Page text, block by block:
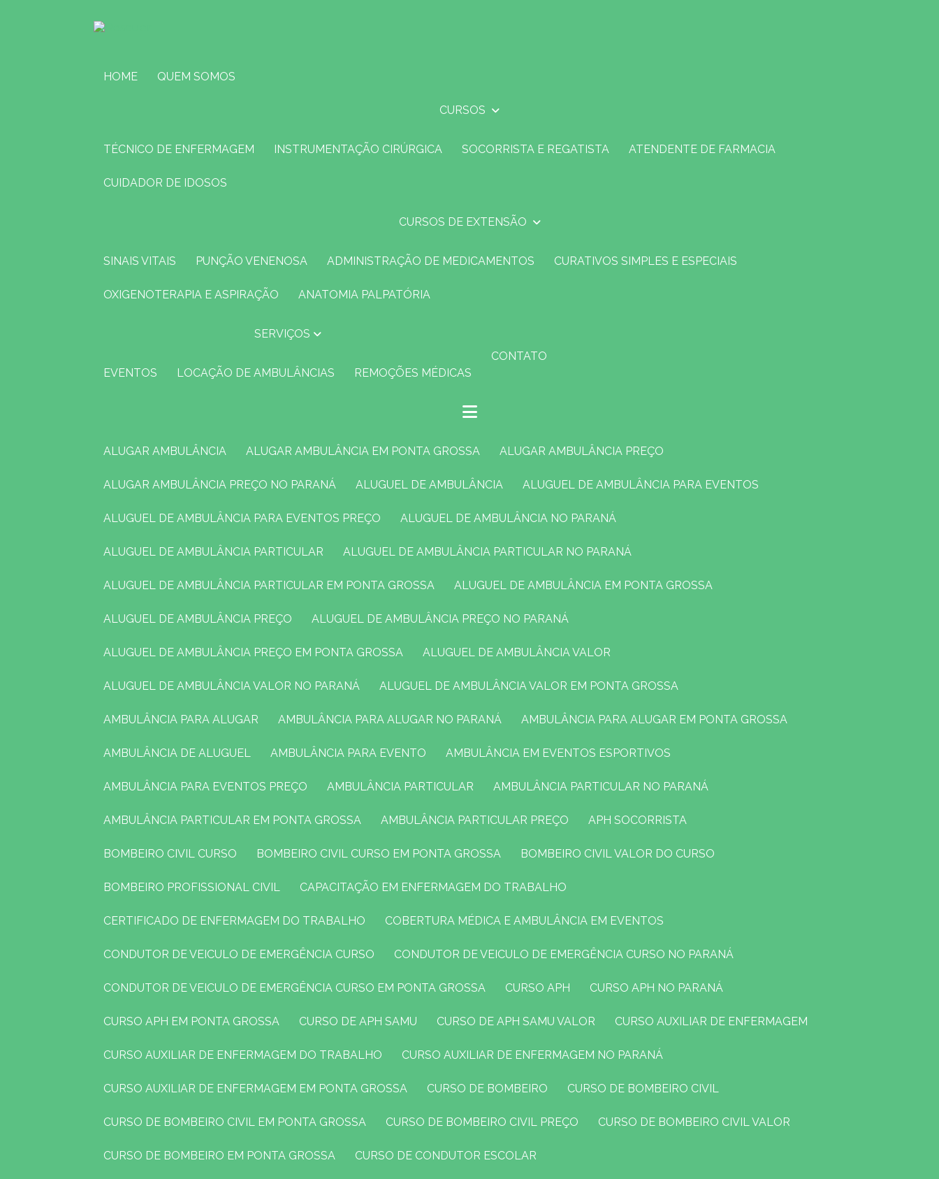
HOME QUEM SOMOS
CURSOS
TÉCNICO DE ENFERMAGEM INSTRUMENTAÇÃO CIRÚRGICA SOCORRISTA E REGATISTA ATENDENTE DE FARMACIA
CUIDADOR DE IDOSOS
CURSOS DE EXTENSÃO
SINAIS VITAIS PUNÇÃO VENENOSA ADMINISTRAÇÃO DE MEDICAMENTOS CURATIVOS SIMPLES E ESPECIAIS
OXIGENOTERAPIA E ASPIRAÇÃO ANATOMIA PALPATÓRIA
SERVIÇOS
EVENTOS LOCAÇÃO DE AMBULÂNCIAS REMOÇÕES MÉDICAS
CONTATO
ALUGAR AMBULÂNCIA ALUGAR AMBULÂNCIA EM PONTA GROSSA ALUGAR AMBULÂNCIA PREÇO
ALUGAR AMBULÂNCIA PREÇO NO PARANÁ ALUGUEL DE AMBULÂNCIA ALUGUEL DE AMBULÂNCIA PARA EVENTOS
ALUGUEL DE AMBULÂNCIA PARA EVENTOS PREÇO ALUGUEL DE AMBULÂNCIA NO PARANÁ
ALUGUEL DE AMBULÂNCIA PARTICULAR ALUGUEL DE AMBULÂNCIA PARTICULAR NO PARANÁ
ALUGUEL DE AMBULÂNCIA PARTICULAR EM PONTA GROSSA ALUGUEL DE AMBULÂNCIA EM PONTA GROSSA
ALUGUEL DE AMBULÂNCIA PREÇO ALUGUEL DE AMBULÂNCIA PREÇO NO PARANÁ
ALUGUEL DE AMBULÂNCIA PREÇO EM PONTA GROSSA ALUGUEL DE AMBULÂNCIA VALOR
ALUGUEL DE AMBULÂNCIA VALOR NO PARANÁ ALUGUEL DE AMBULÂNCIA VALOR EM PONTA GROSSA
AMBULÂNCIA PARA ALUGAR AMBULÂNCIA PARA ALUGAR NO PARANÁ AMBULÂNCIA PARA ALUGAR EM PONTA GROSSA
AMBULÂNCIA DE ALUGUEL AMBULÂNCIA PARA EVENTO AMBULÂNCIA EM EVENTOS ESPORTIVOS
AMBULÂNCIA PARA EVENTOS PREÇO AMBULÂNCIA PARTICULAR AMBULÂNCIA PARTICULAR NO PARANÁ
AMBULÂNCIA PARTICULAR EM PONTA GROSSA AMBULÂNCIA PARTICULAR PREÇO APH SOCORRISTA
BOMBEIRO CIVIL CURSO BOMBEIRO CIVIL CURSO EM PONTA GROSSA BOMBEIRO CIVIL VALOR DO CURSO
BOMBEIRO PROFISSIONAL CIVIL CAPACITAÇÃO EM ENFERMAGEM DO TRABALHO
CERTIFICADO DE ENFERMAGEM DO TRABALHO COBERTURA MÉDICA E AMBULÂNCIA EM EVENTOS
CONDUTOR DE VEICULO DE EMERGÊNCIA CURSO CONDUTOR DE VEICULO DE EMERGÊNCIA CURSO NO PARANÁ
CONDUTOR DE VEICULO DE EMERGÊNCIA CURSO EM PONTA GROSSA CURSO APH CURSO APH NO PARANÁ
CURSO APH EM PONTA GROSSA CURSO DE APH SAMU CURSO DE APH SAMU VALOR CURSO AUXILIAR DE ENFERMAGEM
CURSO AUXILIAR DE ENFERMAGEM DO TRABALHO CURSO AUXILIAR DE ENFERMAGEM NO PARANÁ
CURSO AUXILIAR DE ENFERMAGEM EM PONTA GROSSA CURSO DE BOMBEIRO CURSO DE BOMBEIRO CIVIL
CURSO DE BOMBEIRO CIVIL EM PONTA GROSSA CURSO DE BOMBEIRO CIVIL PREÇO CURSO DE BOMBEIRO CIVIL VALOR
CURSO DE BOMBEIRO EM PONTA GROSSA CURSO DE CONDUTOR ESCOLAR